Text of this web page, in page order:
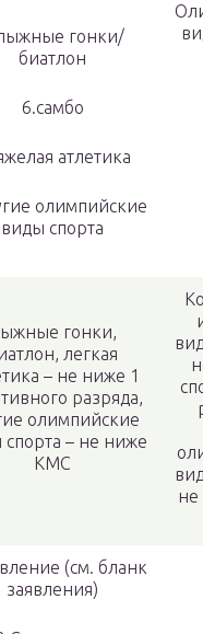
гонки/
биатлон
6.самбо
атлетика
олимпийские
виды спорта
гонки,
легкая
– не ниже 1
разряда,
олимпийские
– не ниже
КМС
(см. бланк
заявления)